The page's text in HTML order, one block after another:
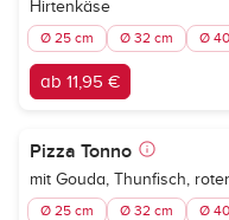
Hirtenkäse
Ø 25 cm Ø 32 cm Ø
ab 11,95 €
Pizza Tonno
mit Gouda, Thunfisch,
Ø 25 cm Ø 32 cm Ø